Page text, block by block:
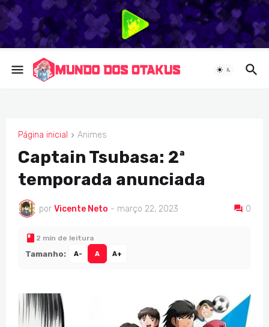
Página inicial Animes
ANIMES
Captain Tsubasa: 2ª
temporada anunciada
por Vicente Neto - março 22, 2023 0
2 min de leitura
Tamanho: A- A A+